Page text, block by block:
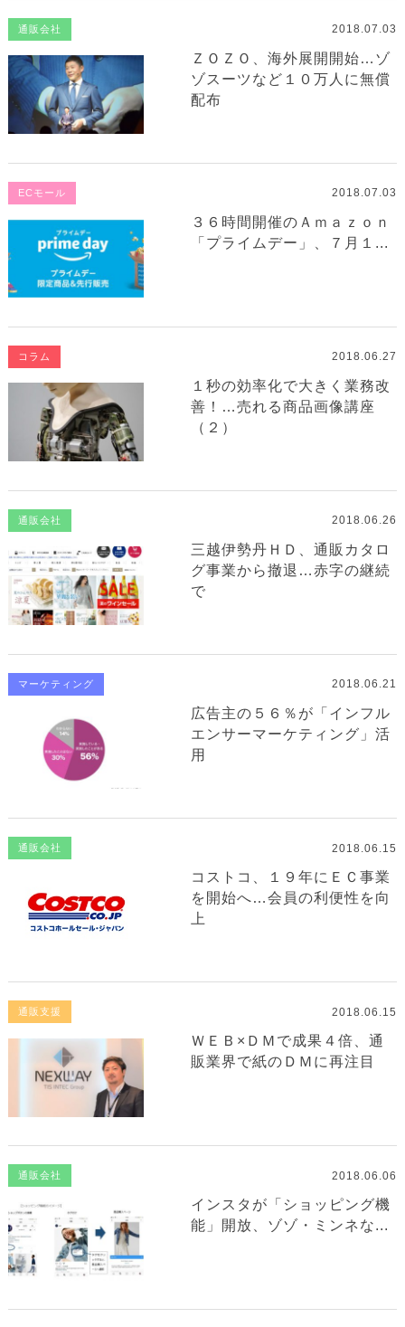
通販会社 2018.07.03
ＺＯＺＯ、海外展開開始…ゾ
ゾスーツなど１０万人に無償
配布
ECモール 2018.07.03
３６時間開催のＡｍａｚｏｎ
「プライムデー」、７月１...
コラム 2018.06.27
１秒の効率化で大きく業務改
善！…売れる商品画像講座
（２）
通販会社 2018.06.26
三越伊勢丹ＨＤ、通販カタロ
グ事業から撤退…赤字の継続
で
マーケティング 2018.06.21
広告主の５６％が「インフル
エンサーマーケティング」活
用
通販会社 2018.06.15
コストコ、１９年にＥＣ事業
を開始へ…会員の利便性を向
上
通販支援 2018.06.15
ＷＥＢ×ＤＭで成果４倍、通
販業界で紙のＤＭに再注目
通販会社 2018.06.06
インスタが「ショッピング機
能」開放、ゾゾ・ミンネな...